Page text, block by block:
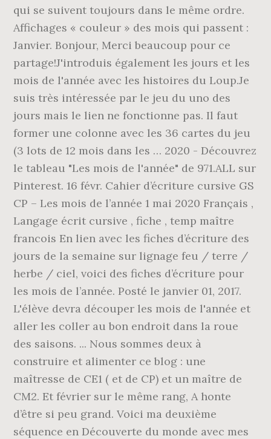
qui se suivent toujours dans le même ordre.
Affichages « couleur » des mois qui passent :
Janvier. Bonjour, Merci beaucoup pour ce
partage!J'introduis également les jours et les
mois de l'année avec les histoires du Loup.Je
suis très intéressée par le jeu du uno des
jours mais le lien ne fonctionne pas. Il faut
former une colonne avec les 36 cartes du jeu
(3 lots de 12 mois dans les … 2020 - Découvrez
le tableau "Les mois de l'année" de 971.ALL sur
Pinterest. 16 févr. Cahier d’écriture cursive GS
CP – Les mois de l’année 1 mai 2020 Français ,
Langage écrit cursive , fiche , temp maître
francois En lien avec les fiches d’écriture des
jours de la semaine sur lignage feu / terre /
herbe / ciel, voici des fiches d’écriture pour
les mois de l’année. Posté le janvier 01, 2017.
L'élève devra découper les mois de l'année et
aller les coller au bon endroit dans la roue
des saisons. ... Nous sommes deux à
construire et alimenter ce blog : une
maîtresse de CE1 ( et de CP) et un maître de
CM2. Et février sur le même rang, A honte
d’être si peu grand. Voici ma deuxième
séquence en Découverte du monde avec mes